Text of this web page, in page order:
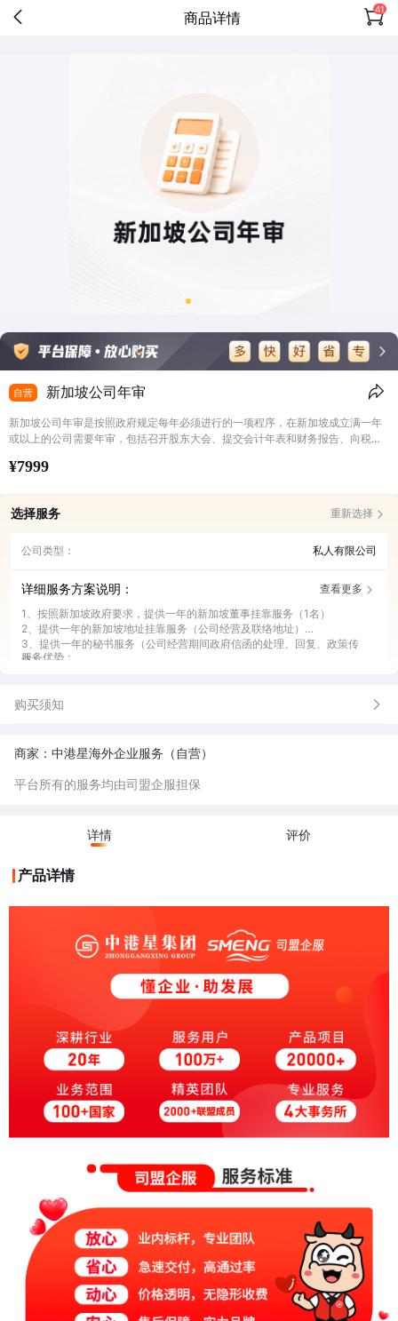
商品详情 41
自营 新加坡公司年审
新加坡公司年审是按照政府规定每年必须进行的一项程序，在新加坡成立满一年
或以上的公司需要年审，包括召开股东大会、提交会计年表和财务报告、向税务
¥7999
选择服务 重新选择
公司类型： 私人有限公司
详细服务方案说明：
查看更多
1、按照新加坡政府要求，提供一年的新加坡董事挂靠服务（1名）
2、提供一年的新加坡地址挂靠服务（公司经营及联络地址）
3、提供一年的秘书服务（公司经营期间政府信函的处理、回复、政策传
达）
5、提供专业的新加坡公司运营和税务咨询服务
服务优势：
2、服务流程规范：专属客服团队一对一服务，及时提醒、通知、跟进年
名本地董事。我司提供的新方董事人员稳定性强，满足新加坡的法律要求
4、确保合规运营：提供真实有效的地址挂靠服务，地址稳定性强，严格按
照新加坡法律法规和要求操作，规避公司运营风险
5、档案管理规范：公司年审文件规范扫描存档，电子保存至少7年以上，可
购买须知
商家：中港星海外企业服务（自营）
平台所有的服务均由司盟企服担保
详情 评价
产品详情